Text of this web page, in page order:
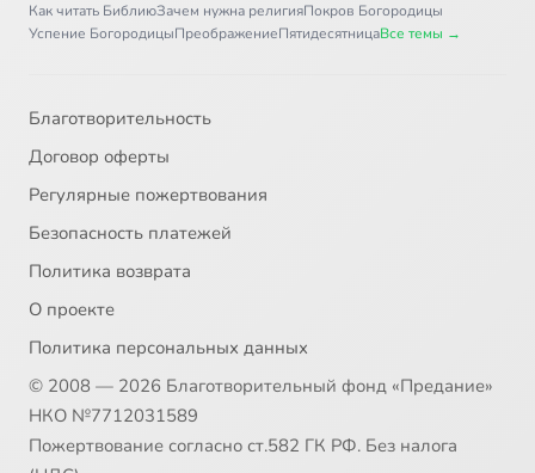
Как читать БиблиюЗачем нужна религияПокров Богородицы
Успение БогородицыПреображениеПятидесятницаВсе темы →
Благотворительность
Договор оферты
Регулярные пожертвования
Безопасность платежей
Политика возврата
О проекте
Политика персональных данных
© 2008 — 2026 Благотворительный фонд «Предание»
НКО №7712031589
Пожертвование согласно ст.582 ГК РФ. Без налога